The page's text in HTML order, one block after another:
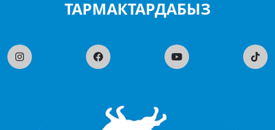
ТАРМАКТАРДАБЫЗ